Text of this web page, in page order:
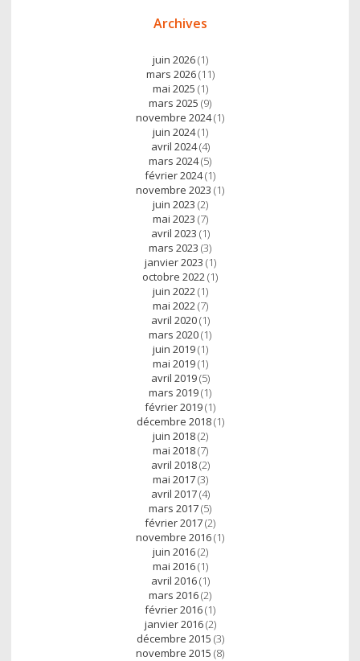
Archives
juin 2026(1)
mars 2026(11)
mai 2025 (1)
mars 2025 (9)
novembre 2024(1)
juin 2024(1)
avril 2024(4)
mars 2024(5)
février 2024(1)
novembre 2023 (1)
juin 2023 (2)
mai 2023 (7)
avril 2023 (1)
mars 2023 (3)
janvier 2023 (1)
octobre 2022(1)
juin 2022(1)
mai 2022(7)
avril 2020(1)
mars 2020(1)
juin 2019(1)
mai 2019(1)
avril 2019(5)
mars 2019(1)
février 2019(1)
décembre 2018(1)
juin 2018(2)
mai 2018(7)
avril 2018(2)
mai 2017(3)
avril 2017(4)
mars 2017(5)
février 2017(2)
novembre 2016(1)
juin 2016(2)
mai 2016(1)
avril 2016(1)
mars 2016(2)
février 2016(1)
janvier 2016(2)
décembre 2015 (3)
novembre 2015 (8)